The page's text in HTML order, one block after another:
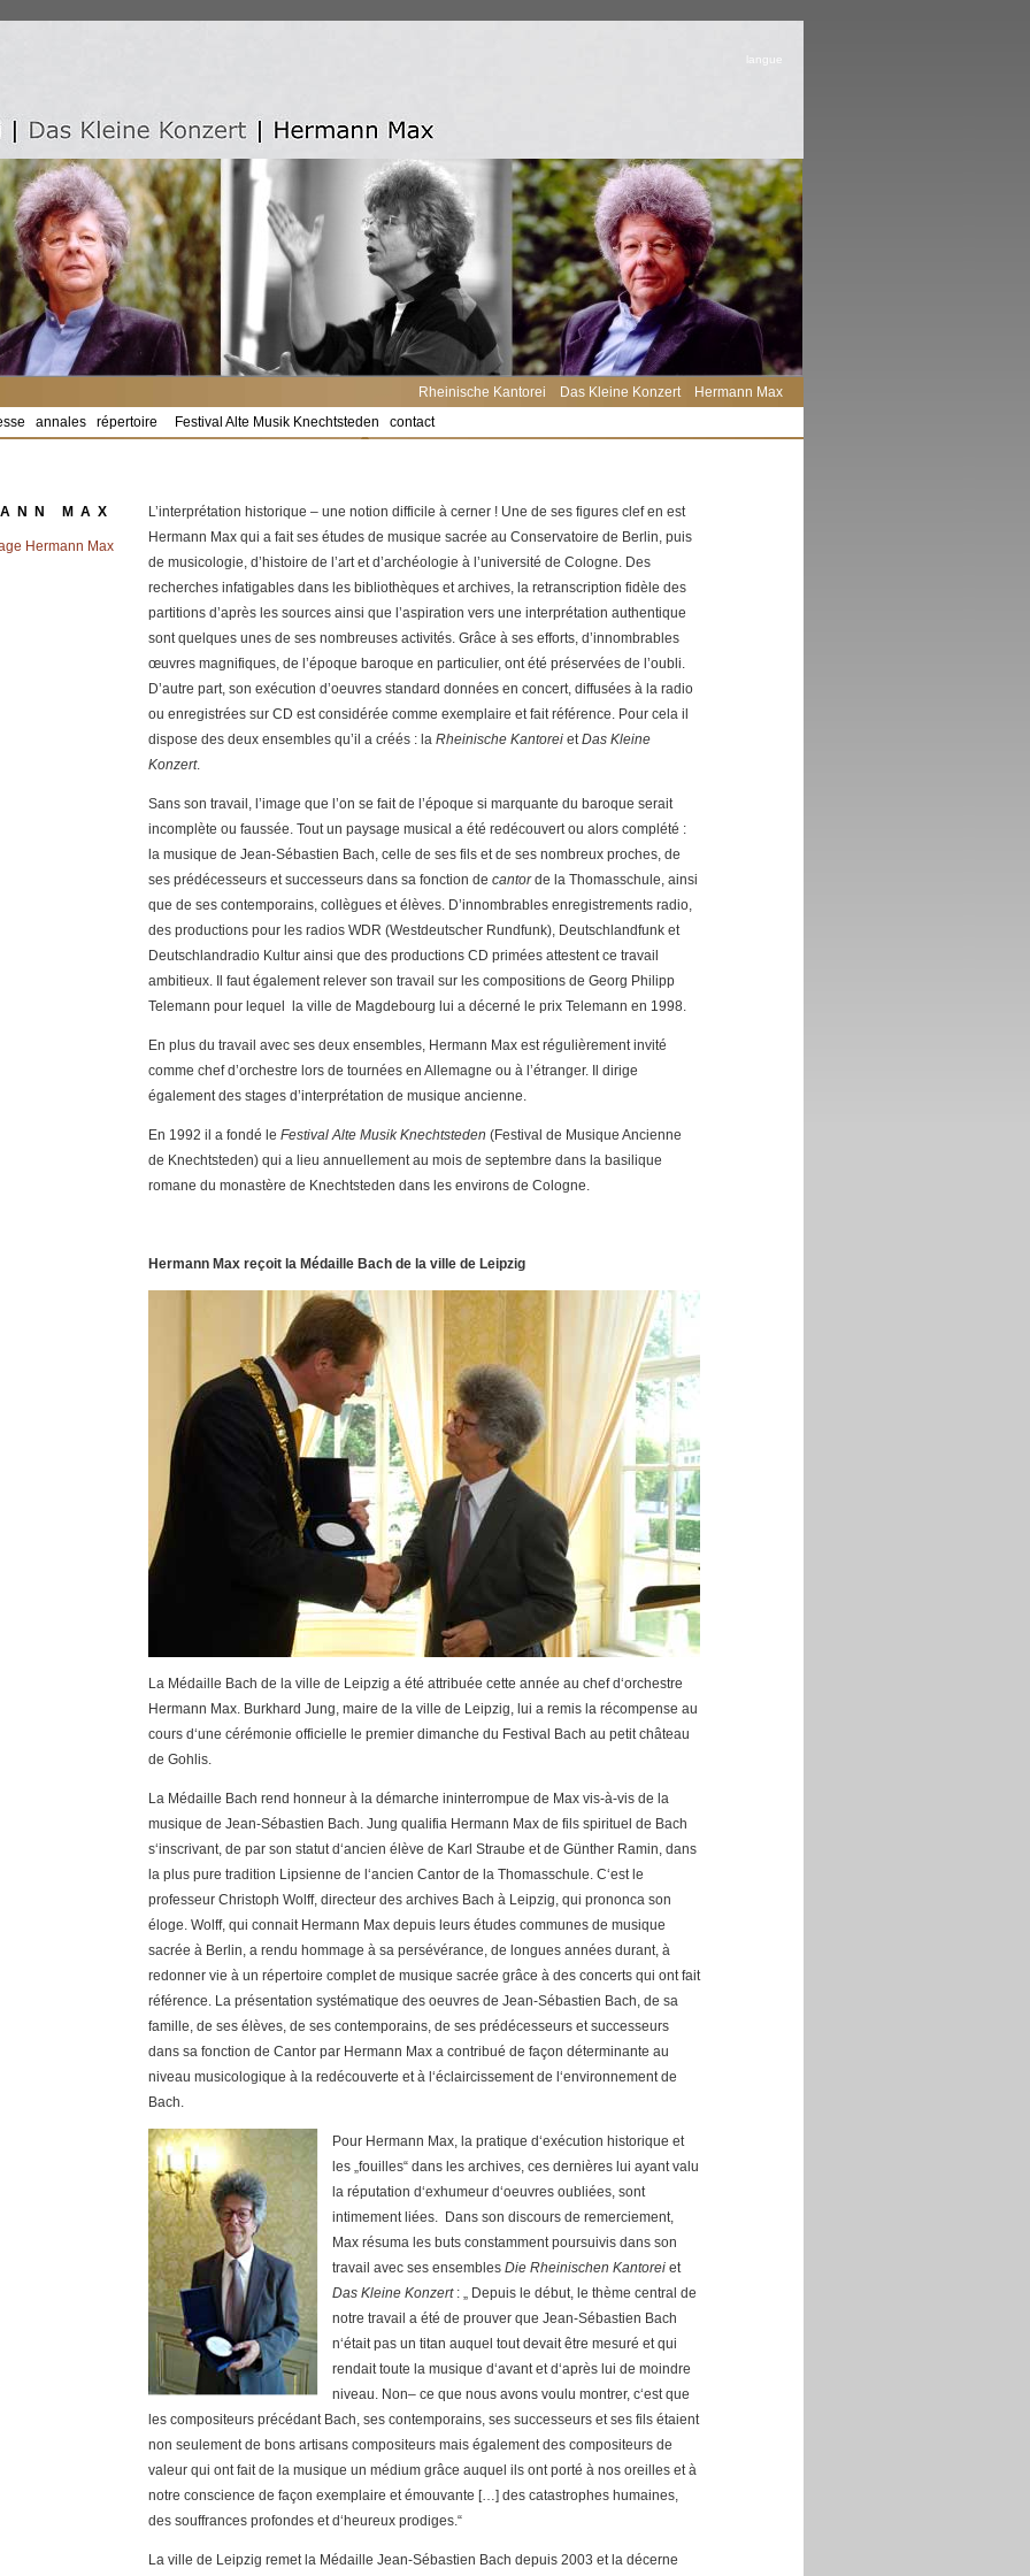
langue
Rheinische Kantorei Das Kleine Konzert
Hermann Max
annales répertoire Festival Alte Musik Knechtsteden contact
MAX
Hermann Max
L’interprétation historique – une notion difficile à cerner ! Une de ses figures clef en est
Hermann Max qui a fait ses études de musique sacrée au Conservatoire de Berlin, puis
de musicologie, d’histoire de l’art et d’archéologie à l’université de Cologne. Des
recherches infatigables dans les bibliothèques et archives, la retranscription fidèle des
partitions d’après les sources ainsi que l’aspiration vers une interprétation authentique
sont quelques unes de ses nombreuses activités. Grâce à ses efforts, d’innombrables
œuvres magnifiques, de l’époque baroque en particulier, ont été préservées de l’oubli.
D’autre part, son exécution d’oeuvres standard données en concert, diffusées à la radio
ou enregistrées sur CD est considérée comme exemplaire et fait référence. Pour cela il
dispose des deux ensembles qu’il a créés : la Rheinische Kantorei etDas Kleine
Konzert.
Sans son travail, l’image que l’on se fait de l’époque si marquante du baroque serait
incomplète ou faussée. Tout un paysage musical a été redécouvert ou alors complété :
la musique de Jean-Sébastien Bach, celle de ses fils et de ses nombreux proches, de
ses prédécesseurs et successeurs dans sa fonction de cantorde la Thomasschule, ainsi
que de ses contemporains, collègues et élèves. D’innombrables enregistrements radio,
des productions pour les radios WDR (Westdeutscher Rundfunk), Deutschlandfunk et
Deutschlandradio Kultur ainsi que des productions CD primées attestent ce travail
ambitieux. Il faut également relever son travail sur les compositions de Georg Philipp
Telemann pour lequel la ville de Magdebourg lui a décerné le prix Telemann en 1998.
En plus du travail avec ses deux ensembles, Hermann Max est régulièrement invité
comme chef d’orchestre lors de tournées en Allemagne ou à l’étranger. Il dirige
également des stages d’interprétation de musique ancienne.
En 1992 il a fondé le Festival Alte Musik Knechtsteden (Festival de Musique Ancienne
de Knechtsteden) qui a lieu annuellement au mois de septembre dans la basilique
romane du monastère de Knechtsteden dans les environs de Cologne.
Hermann Max reçoit la Médaille Bach de la ville de Leipzig
La Médaille Bach de la ville de Leipzig a été attribuée cette année au chef d‘orchestre
Hermann Max. Burkhard Jung, maire de la ville de Leipzig, lui a remis la récompense au
cours d‘une cérémonie officielle le premier dimanche du Festival Bach au petit château
de Gohlis.
La Médaille Bach rend honneur à la démarche ininterrompue de Max vis-à-vis de la
musique de Jean-Sébastien Bach. Jung qualifia Hermann Max de fils spirituel de Bach
s‘inscrivant, de par son statut d‘ancien élève de Karl Straube et de Günther Ramin, dans
la plus pure tradition Lipsienne de l‘ancien Cantor de la Thomasschule. C‘est le
professeur Christoph Wolff, directeur des archives Bach à Leipzig, qui prononca son
éloge. Wolff, qui connait Hermann Max depuis leurs études communes de musique
sacrée à Berlin, a rendu hommage à sa persévérance, de longues années durant, à
redonner vie à un répertoire complet de musique sacrée grâce à des concerts qui ont fait
référence. La présentation systématique des oeuvres de Jean-Sébastien Bach, de sa
famille, de ses élèves, de ses contemporains, de ses prédécesseurs et successeurs
dans sa fonction de Cantor par Hermann Max a contribué de façon déterminante au
niveau musicologique à la redécouverte et à l‘éclaircissement de l‘environnement de
Bach.
Pour Hermann Max, la pratique d‘exécution historique et
les „fouilles“ dans les archives, ces dernières lui ayant valu
la réputation d‘exhumeur d‘oeuvres oubliées, sont
intimement liées. Dans son discours de remerciement,
Max résuma les buts constamment poursuivis dans son
travail avec ses ensembles Die Rheinischen Kantorei et
Das Kleine Konzert: „ Depuis le début, le thème central de
notre travail a été de prouver que Jean-Sébastien Bach
n‘était pas un titan auquel tout devait être mesuré et qui
rendait toute la musique d‘avant et d‘après lui de moindre
niveau. Non– ce que nous avons voulu montrer, c‘est que
les compositeurs précédant Bach, ses contemporains, ses successeurs et ses fils étaient
non seulement de bons artisans compositeurs mais également des compositeurs de
valeur qui ont fait de la musique un médium grâce auquel ils ont porté à nos oreilles et à
notre conscience de façon exemplaire et émouvante […] des catastrophes humaines,
des souffrances profondes et d‘heureux prodiges.“
La ville de Leipzig remet la Médaille Jean-Sébastien Bach depuis 2003 et la décerne